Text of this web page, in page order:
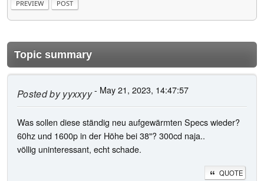
Topic summary
Posted byyyxxyy- May 21, 2023, 14:47:57
Was sollen diese ständig neu aufgewärmten Specs wieder?
60hz und 1600p in der Höhe bei 38"? 300cd naja..
völlig uninteressant, echt schade.
QUOTE